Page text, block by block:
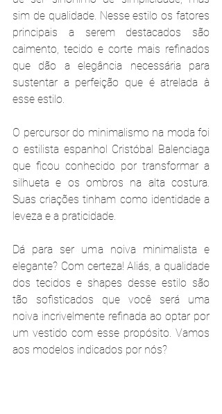
sim de qualidade. Nesse estilo os fatores
principais a serem destacados são
caimento, tecido e corte mais refinados
que dão a elegância necessária para
sustentar a perfeição que é atrelada à
esse estilo.
O percursor do minimalismo na moda foi
o estilista espanhol Cristóbal Balenciaga
que ficou conhecido por transformar a
silhueta e os ombros na alta costura.
Suas criações tinham como identidade a
leveza e a praticidade.
Dá para ser uma noiva minimalista e
elegante? Com certeza! Aliás, a qualidade
dos tecidos e shapes desse estilo são
tão sofisticados que você será uma
noiva incrivelmente refinada ao optar por
um vestido com esse propósito. Vamos
aos modelos indicados por nós?